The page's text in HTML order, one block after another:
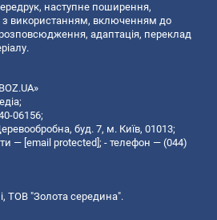
наступне поширення,
з використанням, включенням до
адаптація, переклад
06156;
буд. 7, м. Київ, 01013;
— [email protected] ; - телефон — (044)
ТОВ "Золота середина".